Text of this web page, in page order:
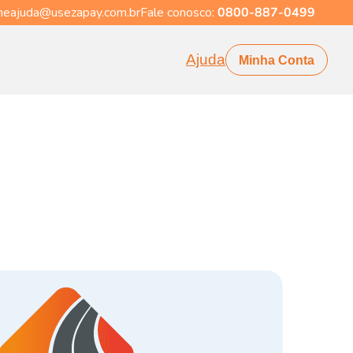
Fale conosco: 0800-887-0499
Ajuda Minha Conta